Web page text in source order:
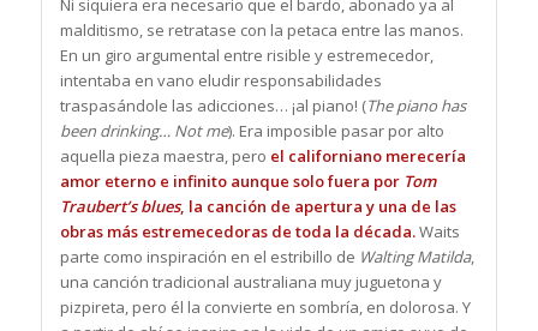
Ni siquiera era necesario que el bardo, abonado ya al
malditismo, se retratase con la petaca entre las manos.
En un giro argumental entre risible y estremecedor,
intentaba en vano eludir responsabilidades
traspasándole las adicciones… ¡al piano! (The piano has
been drinking… Not me). Era imposible pasar por alto
aquella pieza maestra, pero el californiano merecería
amor eterno e infinito aunque solo fuera por Tom
Traubert’s blues, la canción de apertura y una de las
obras más estremecedoras de toda la década.Waits
parte como inspiración en el estribillo de Walting Matilda,
una canción tradicional australiana muy juguetona y
pizpireta, pero él la convierte en sombría, en dolorosa. Y